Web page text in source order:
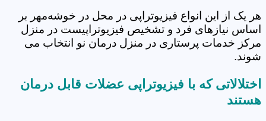
هر یک از این انواع فیزیوتراپی در محل در خوشه‌مهر بر
اساس نیازهای فرد و تشخیص فیزیوتراپیست در منزل
مرکز خدمات پرستاری در منزل درمان نو انتخاب می
شوند.
اختلالاتی که با فیزیوتراپی عضلات قابل درمان
هستند